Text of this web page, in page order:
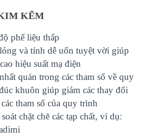
KẼM
phế liệu thấp
và tính dễ uốn tuyệt vời giúp
hiệu suất mạ điện
quán trong các tham số về quy
khuôn giúp giảm các thay đổi
tham số của quy trình
chặt chẽ các tạp chất, ví dụ: